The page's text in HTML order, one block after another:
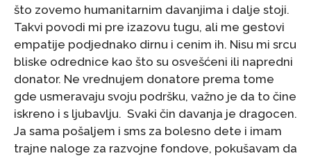
što zovemo humanitarnim davanjima i dalje stoji.
Takvi povodi mi pre izazovu tugu, ali me gestovi
empatije podjednako dirnu i cenim ih. Nisu mi srcu
bliske odrednice kao što su osvešćeni ili napredni
donator. Ne vrednujem donatore prema tome
gde usmeravaju svoju podršku, važno je da to čine
iskreno i s ljubavlju. Svaki čin davanja je dragocen.
Ja sama pošaljem i sms za bolesno dete i imam
trajne naloge za razvojne fondove, pokušavam da